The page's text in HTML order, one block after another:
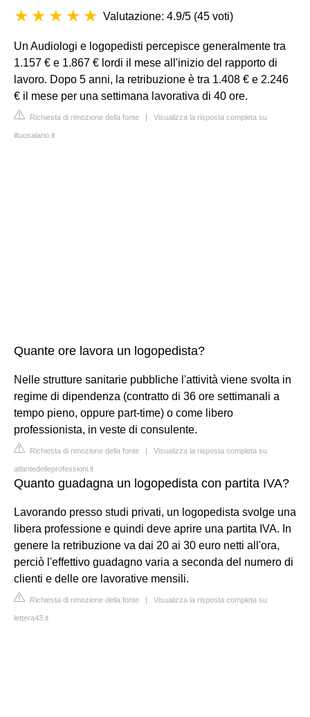
Valutazione: 4.9/5 (45 voti)
Un Audiologi e logopedisti percepisce generalmente tra
1.157 € e 1.867 € lordi il mese all'inizio del rapporto di
lavoro. Dopo 5 anni, la retribuzione è tra 1.408 € e 2.246
€ il mese per una settimana lavorativa di 40 ore.
Richiesta di rimozione della fonte | Visualizza la risposta completa su
iltuosalario.it
Quante ore lavora un logopedista?
Nelle strutture sanitarie pubbliche l'attività viene svolta in
regime di dipendenza (contratto di 36 ore settimanali a
tempo pieno, oppure part-time) o come libero
professionista, in veste di consulente.
Richiesta di rimozione della fonte | Visualizza la risposta completa su
atlantedelleprofessioni.it
Quanto guadagna un logopedista con partita IVA?
Lavorando presso studi privati, un logopedista svolge una
libera professione e quindi deve aprire una partita IVA. In
genere la retribuzione va dai 20 ai 30 euro netti all'ora,
perciò l'effettivo guadagno varia a seconda del numero di
clienti e delle ore lavorative mensili.
Richiesta di rimozione della fonte | Visualizza la risposta completa su
lettera43.it